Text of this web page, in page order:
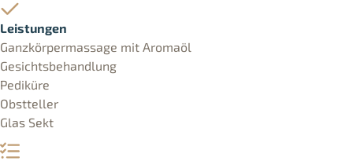
Leistungen
Ganzkörpermassage mit Aromaöl
Gesichtsbehandlung
Pediküre
Obstteller
Glas Sekt